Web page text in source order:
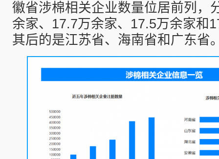
徽省涉棉相关企业数量位居前列，
余家、17.7万余家、17.5万余家和
其后的是江苏省、海南省和广东省